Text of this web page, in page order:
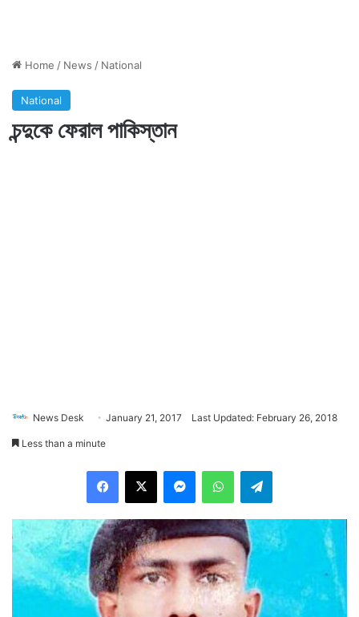
Home / News / National
National
চন্দুকে ফেরাল পাকিস্তান
News Desk January 21, 2017 Last Updated: February 26, 2018
Less than a minute